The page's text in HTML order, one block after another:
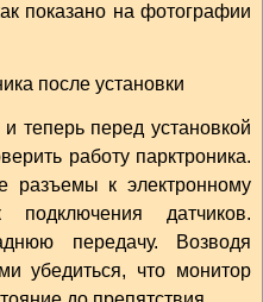
показано на фотографии
теперь перед установкой
работу парктроника.
разъемы к электронному
датчиков.
передачу. Возводя
убедиться, что монитор